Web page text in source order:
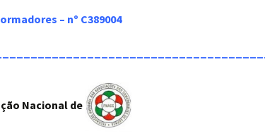
– nº C389004
Nacional de